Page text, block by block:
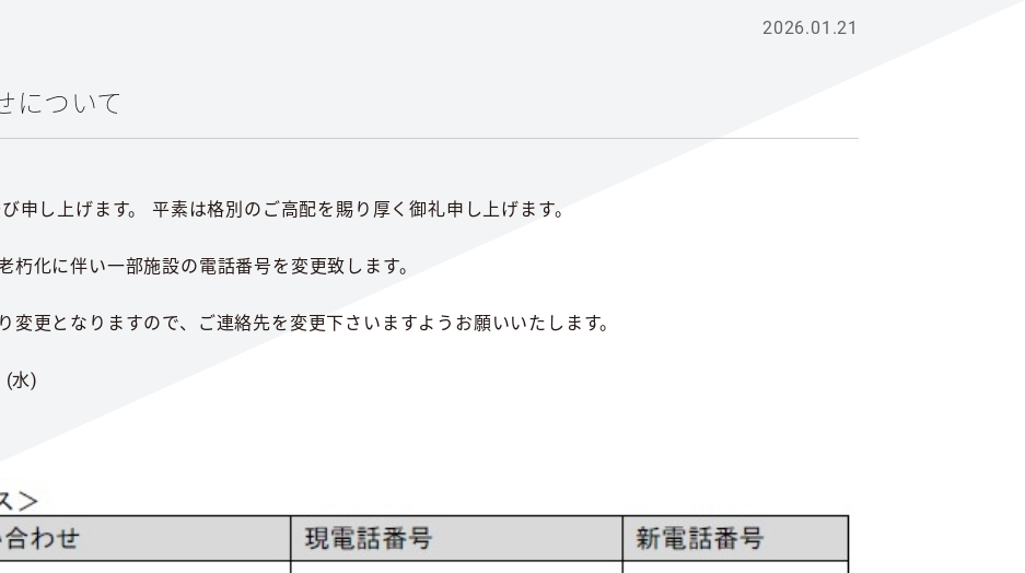
2026.01.21
について
申し上げます。 平素は格別のご高配を賜り厚く御礼申し上げます。
化に伴い一部施設の電話番号を変更致します。
変更となりますので、ご連絡先を変更下さいますようお願いいたします。
水)